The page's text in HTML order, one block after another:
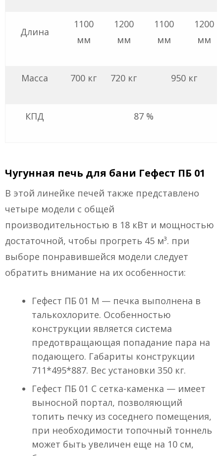
Длина
1100
мм
1200
мм
1100
мм
1200
мм
Масса 700 кг 720 кг 950 кг
КПД 87 %
Чугунная печь для бани Гефест ПБ 01
В этой линейке печей также представлено
четыре модели с общей
производительностью в 18 кВт и мощностью
достаточной, чтобы прогреть 45 м³. при
выборе понравившейся модели следует
обратить внимание на их особенности:
Гефест ПБ 01 М — печка выполнена в
талькохлорите. Особенностью
конструкции является система
предотвращающая попадание пара на
подающего. Габариты конструкции
711*495*887. Вес установки 350 кг.
Гефест ПБ 01 С сетка-каменка — имеет
выносной портал, позволяющий
топить печку из соседнего помещения,
при необходимости топочный тоннель
может быть увеличен еще на 10 см,